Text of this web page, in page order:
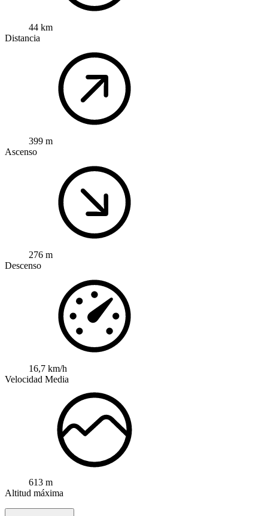
44 km
Distancia
399 m
Ascenso
276 m
Descenso
16,7 km/h
Velocidad Media
613 m
Altitud máxima